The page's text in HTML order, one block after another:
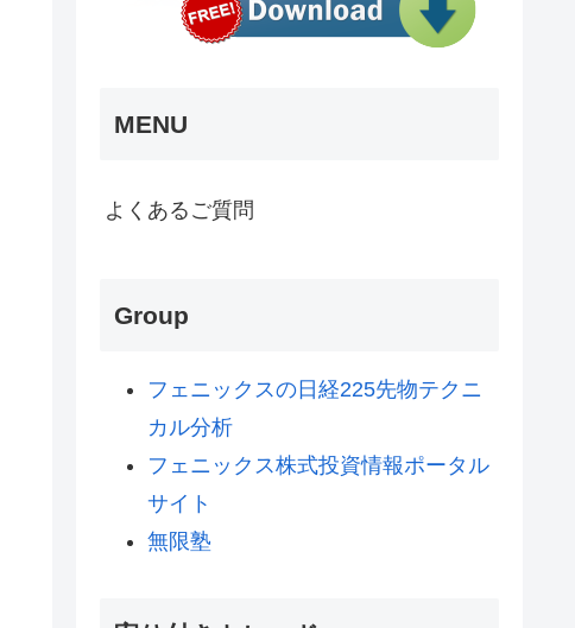
MENU
よくあるご質問
Group
フェニックスの日経225先物テクニ
カル分析
フェニックス株式投資情報ポータル
サイト
無限塾